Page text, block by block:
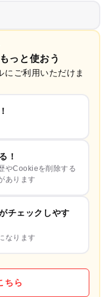
っと使おう
ご利用いただけま
！
やCookieを削除する
あります
チェックしやす
なります
ちら